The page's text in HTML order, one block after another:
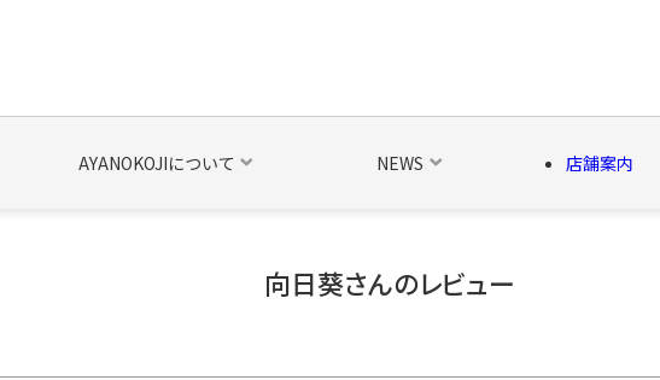
AYANOKOJIについて NEWS 店舗案内
ベルト・関連商品 新商品 シーズン品
向日葵さんのレビュー